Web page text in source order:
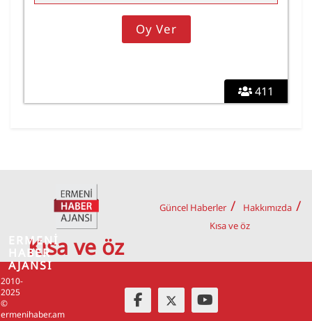
411
Kısa ve öz
Güncel Haberler
Hakkımızda
Kısa ve öz
2010-
2025
©
ermenihaber.am
ERMENİ
HABER
AJANSI